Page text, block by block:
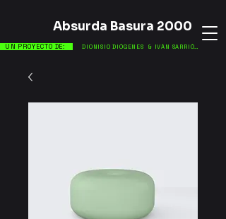
Absurda Basura 2000
UN PROYECTO DE: DIONISIO DIÓGENES & IVÁN SARRIÓN